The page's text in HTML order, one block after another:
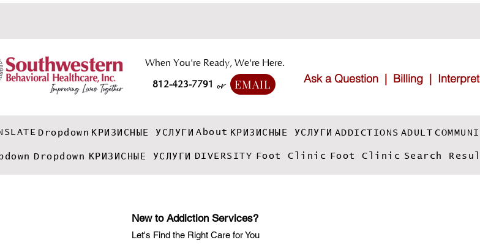
When You're Ready, We're Here.
or EMAIL
812-423-7791 Ask a Question | Billing |
Dropdown КРИЗИСНЫЕ УСЛУГИ About КРИЗИСНЫЕ УСЛУГИ ADDICTIONS ADULT
Dropdown КРИЗИСНЫЕ УСЛУГИ DIVERSITY Foot Clinic Foot Clinic Search
​New to Addiction Services?
Let's Find the Right Care for You